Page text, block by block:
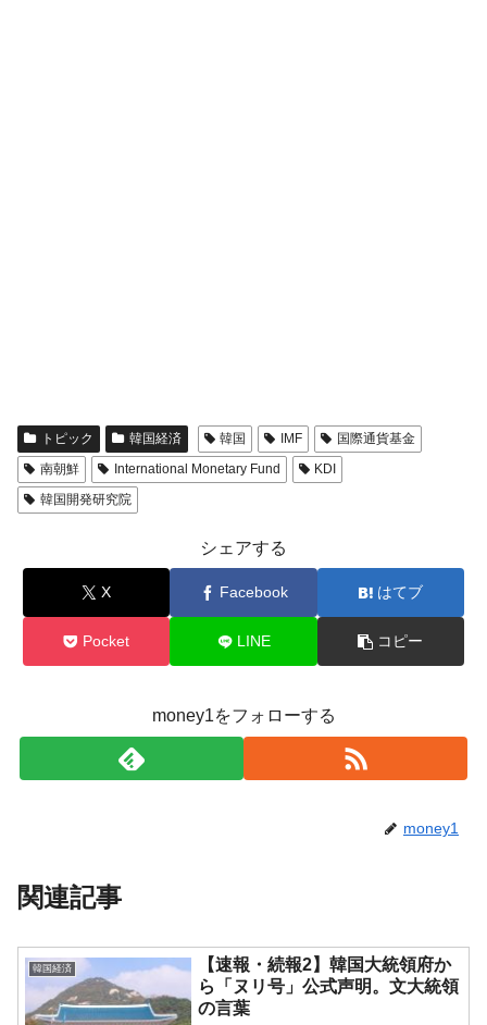
トピック 韓国経済 韓国 IMF
国際通貨基金
南朝鮮
International Monetary Fund
KDI
韓国開発研究院
シェアする
X Facebook はてブ
Pocket LINE コピー
money1をフォローする
money1
関連記事
韓国経済
【速報・続報2】韓国大統領府か
ら「ヌリ号」公式声明。文大統領
の言葉